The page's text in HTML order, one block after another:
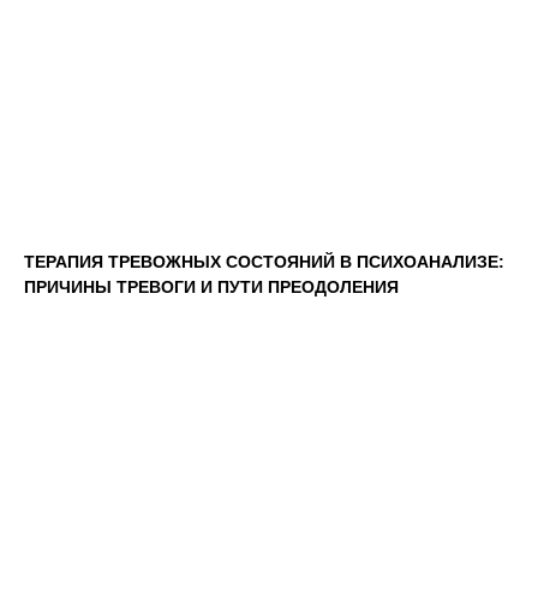
ТЕРАПИЯ ТРЕВОЖНЫХ СОСТОЯНИЙ В ПСИХОАНАЛИЗЕ:
ПРИЧИНЫ ТРЕВОГИ И ПУТИ ПРЕОДОЛЕНИЯ